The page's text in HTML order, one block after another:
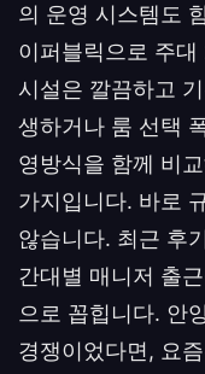
의 운영 시스템도
이퍼블릭으로 주
시설은 깔끔하고
생하거나 룸 선택
영방식을 함께 비
가지입니다. 바로
않습니다. 최근 후
간대별 매니저 출
으로 꼽힙니다. 안
경쟁이었다면, 요